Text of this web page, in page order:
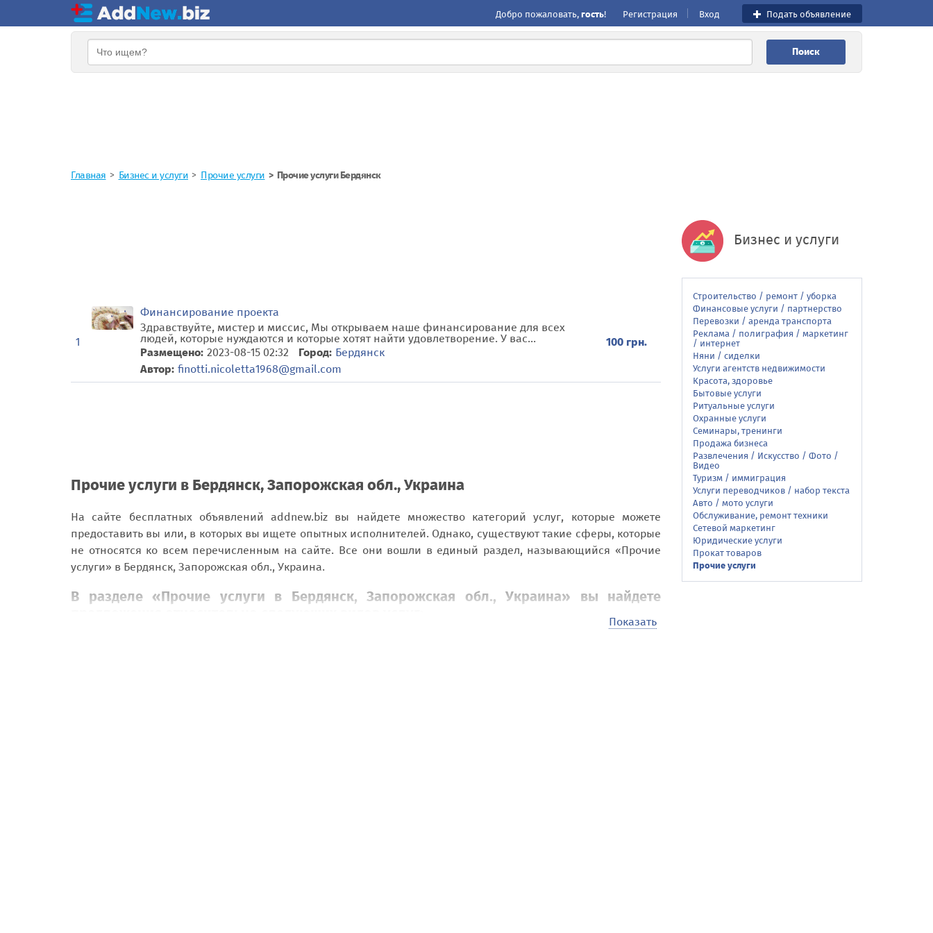
Добро пожаловать, гость! Регистрация Вход Подать объявление
Поиск
Главная Бизнес и услуги Прочие услуги Прочие услуги Бердянск
1
Финансирование проекта
Здравствуйте, мистер и миссис, Мы открываем наше финансирование для всех
людей, которые нуждаются и которые хотят найти удовлетворение. У вас...
Размещено: 2023-08-15 02:32 Город: Бердянск
Автор: finotti.nicoletta1968@gmail.com
100 грн.
Прочие услуги в Бердянск, Запорожская обл., Украина
На сайте бесплатных объявлений addnew.biz вы найдете множество категорий услуг, которые можете
предоставить вы или, в которых вы ищете опытных исполнителей. Однако, существуют такие сферы, которые
не относятся ко всем перечисленным на сайте. Все они вошли в единый раздел, называющийся «Прочие
услуги» в Бердянск, Запорожская обл., Украина.
В разделе «Прочие услуги в Бердянск, Запорожская обл., Украина» вы найдете
Показать
Бизнес и услуги
Строительство / ремонт / уборка
Финансовые услуги / партнерство
Перевозки / аренда транспорта
Реклама / полиграфия / маркетинг
/ интернет
Няни / сиделки
Услуги агентств недвижимости
Красота, здоровье
Бытовые услуги
Ритуальные услуги
Охранные услуги
Семинары, тренинги
Продажа бизнеса
Развлечения / Искусство / Фото /
Видео
Туризм / иммиграция
Услуги переводчиков / набор текста
Авто / мото услуги
Обслуживание, ремонт техники
Сетевой маркетинг
Юридические услуги
Прокат товаров
Прочие услуги